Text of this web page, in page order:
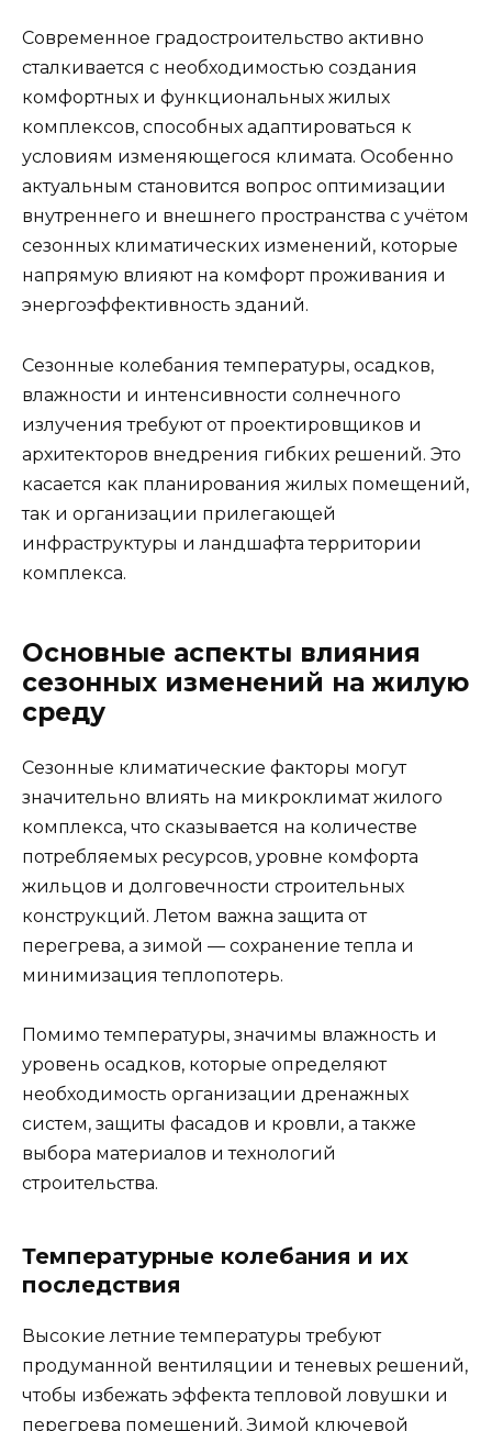
Современное градостроительство активно
сталкивается с необходимостью создания
комфортных и функциональных жилых
комплексов, способных адаптироваться к
условиям изменяющегося климата. Особенно
актуальным становится вопрос оптимизации
внутреннего и внешнего пространства с учётом
сезонных климатических изменений, которые
напрямую влияют на комфорт проживания и
энергоэффективность зданий.
Сезонные колебания температуры, осадков,
влажности и интенсивности солнечного
излучения требуют от проектировщиков и
архитекторов внедрения гибких решений. Это
касается как планирования жилых помещений,
так и организации прилегающей
инфраструктуры и ландшафта территории
комплекса.
Основные аспекты влияния
сезонных изменений на жилую
среду
Сезонные климатические факторы могут
значительно влиять на микроклимат жилого
комплекса, что сказывается на количестве
потребляемых ресурсов, уровне комфорта
жильцов и долговечности строительных
конструкций. Летом важна защита от
перегрева, а зимой — сохранение тепла и
минимизация теплопотерь.
Помимо температуры, значимы влажность и
уровень осадков, которые определяют
необходимость организации дренажных
систем, защиты фасадов и кровли, а также
выбора материалов и технологий
строительства.
Температурные колебания и их
последствия
Высокие летние температуры требуют
продуманной вентиляции и теневых решений,
чтобы избежать эффекта тепловой ловушки и
перегрева помещений. Зимой ключевой